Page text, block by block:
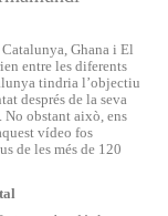
Ghana i El
entre les diferents
tindria l’objectiu
després de la seva
No obstant això, ens
vídeo fos
de les més de 120